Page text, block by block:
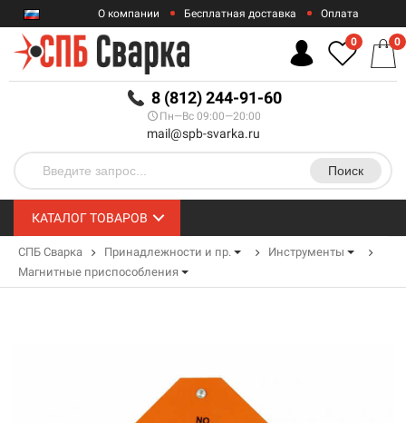
RUB
О компании Бесплатная доставка Оплата
Гарантии
8 (812) 244-91-60
Пн—Вс 09:00—20:00
mail@spb-svarka.ru
Поиск
0 0
КАТАЛОГ ТОВАРОВ
СПБ Сварка Принадлежности и пр.
Инструменты
Магнитные приспособления